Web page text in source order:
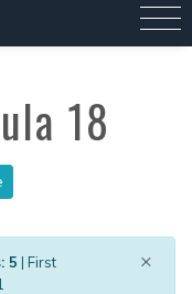
18
×
5 | First